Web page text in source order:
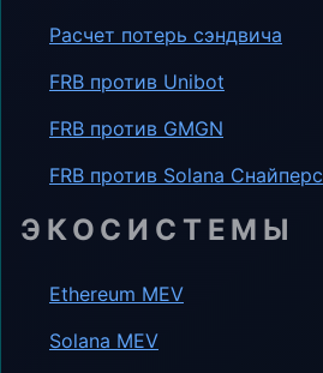
Расчет потерь сэндвича
FRB против Unibot
FRB против GMGN
FRB против Solana Снайперс
ЭКОСИСТЕМЫ
Ethereum MEV
Solana MEV